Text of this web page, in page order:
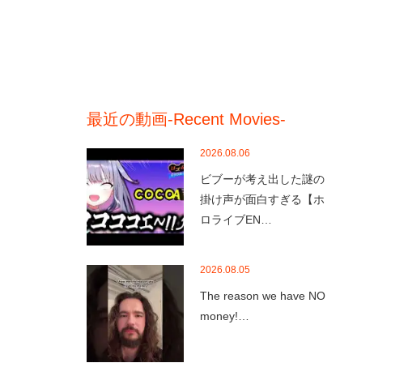
最近の動画-Recent Movies-
2026.08.06
ビブーが考え出した謎の
掛け声が面白すぎる【ホ
ロライブEN…
2026.08.05
The reason we have NO
money!…